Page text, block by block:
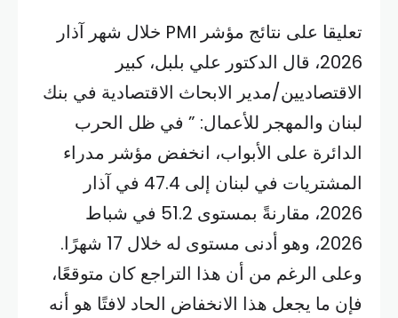
تعليقا على نتائج مؤشر PMI خلال شهر آذار
2026، قال الدكتور علي بلبل، كبير
الاقتصاديين/مدير الابحاث الاقتصادية في بنك
لبنان والمهجر للأعمال: ” في ظل الحرب
الدائرة على الأبواب، انخفض مؤشر مدراء
المشتريات في لبنان إلى 47.4 في آذار
2026، مقارنةً بمستوى 51.2 في شباط
2026، وهو أدنى مستوى له خلال 17 شهرًا.
وعلى الرغم من أن هذا التراجع كان متوقعًا،
فإن ما يجعل هذا الانخفاض الحاد لافتًا هو أنه